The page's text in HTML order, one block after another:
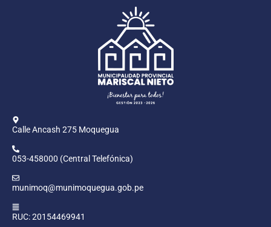
Calle Ancash 275 Moquegua
053-458000 (Central Telefónica)
munimoq@munimoquegua.gob.pe
RUC: 20154469941